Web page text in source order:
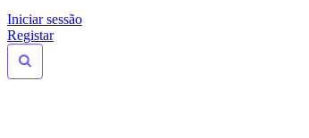
Iniciar sessão
Registar